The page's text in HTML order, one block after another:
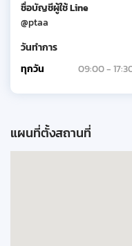
ชื่อบัญชีผู้ใช้ Line
@ptaa
วันทำการ
ทุกวัน
09:00 -
แผนที่ตั้งสถานที่